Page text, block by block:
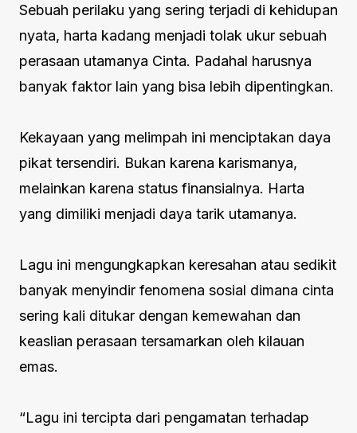
Sebuah perilaku yang sering terjadi di kehidupan
nyata, harta kadang menjadi tolak ukur sebuah
perasaan utamanya Cinta. Padahal harusnya
banyak faktor lain yang bisa lebih dipentingkan.
Kekayaan yang melimpah ini menciptakan daya
pikat tersendiri. Bukan karena karismanya,
melainkan karena status finansialnya. Harta
yang dimiliki menjadi daya tarik utamanya.
Lagu ini mengungkapkan keresahan atau sedikit
banyak menyindir fenomena sosial dimana cinta
sering kali ditukar dengan kemewahan dan
keaslian perasaan tersamarkan oleh kilauan
emas.
“Lagu ini tercipta dari pengamatan terhadap